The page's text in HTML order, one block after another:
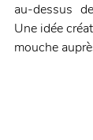
au-dessus
Une idée
mouche